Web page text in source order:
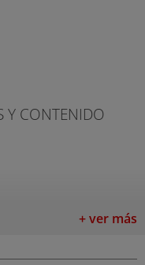
Y CONTENIDO
+ ver más